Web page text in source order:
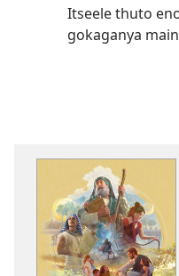
Itseele thuto
gokaganya